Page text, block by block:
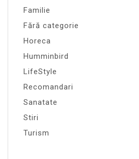
Familie
Fără categorie
Horeca
Humminbird
LifeStyle
Recomandari
Sanatate
Stiri
Turism